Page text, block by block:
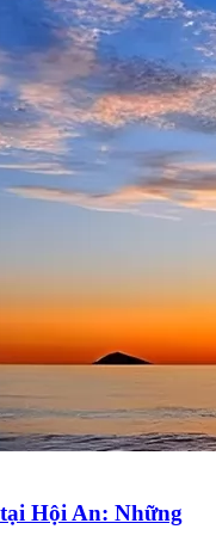
Hội An: Những